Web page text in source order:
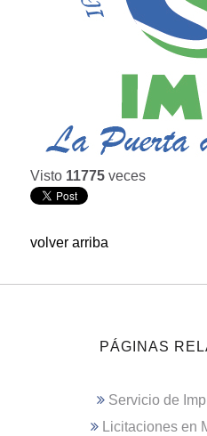
Visto 11775 veces
volver arriba
PÁGINAS
Servicio de
Licitaciones en